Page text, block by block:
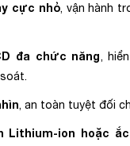
cực nhỏ, vận hành
đa chức năng,
, an toàn tuyệt đối
Lithium-ion hoặc